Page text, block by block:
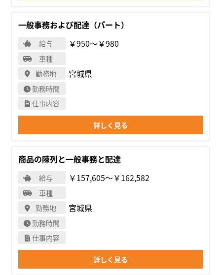
一般事務および配達（パート）
給与 ￥950〜￥980
車種
勤務地
宮城県
勤務時間
仕事内容
詳しく見る
商品の陳列と一般事務と配達
給与 ￥157,605〜￥162,582
車種
勤務地
宮城県
勤務時間
仕事内容
詳しく見る